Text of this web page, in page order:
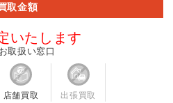
取金額
いたします
取扱い窓口
店舗買取 出張買取